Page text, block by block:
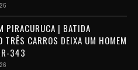
PIRACURUCA | BATIDA
TRÊS CARROS DEIXA UM HOMEM
343